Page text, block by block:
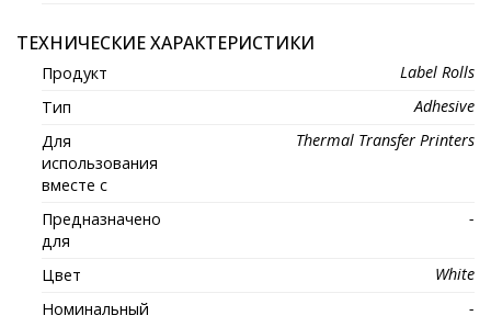
ТЕХНИЧЕСКИЕ ХАРАКТЕРИСТИКИ
Продукт
Label Rolls
Тип
Adhesive
Для
использования
вместе с
Thermal Transfer Printers
Предназначено
для
-
Цвет
White
Номинальный
-